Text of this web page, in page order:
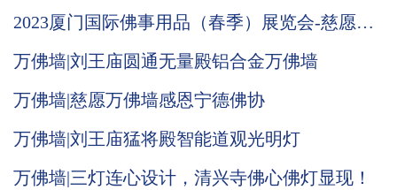
2023厦门国际佛事用品（春季）展览会-慈愿邀
万佛墙|刘王庙圆通无量殿铝合金万佛墙
万佛墙|慈愿万佛墙感恩宁德佛协
万佛墙|刘王庙猛将殿智能道观光明灯
万佛墙|三灯连心设计，清兴寺佛心佛灯显现！